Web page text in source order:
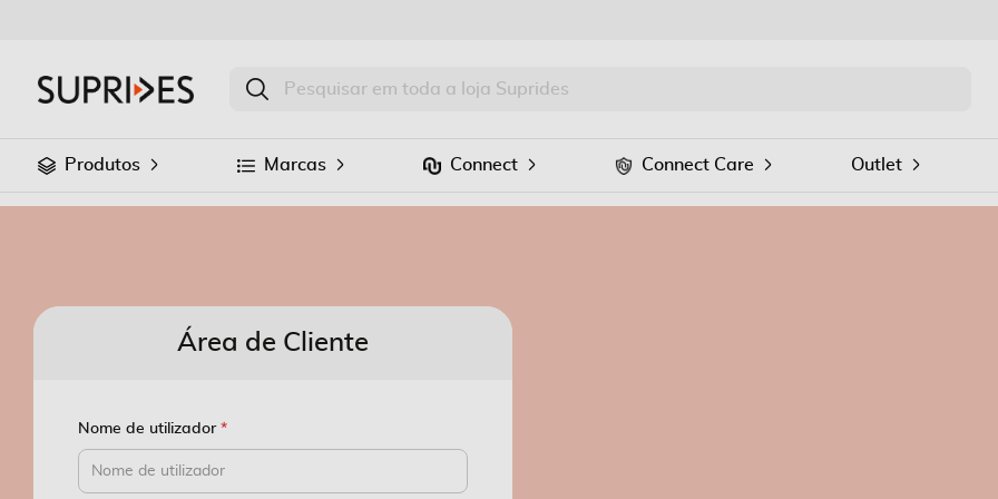
Produtos Marcas Connect Connect Care Outlet
Área de Cliente
Nome de utilizador